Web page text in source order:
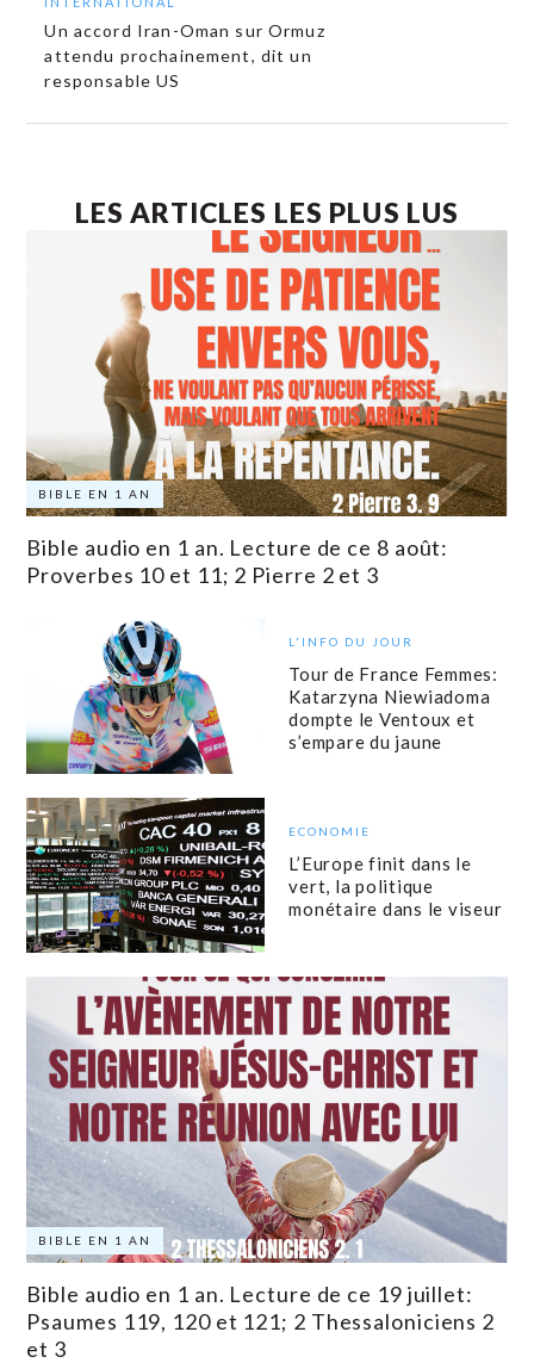
Un accord Iran-Oman sur Ormuz
attendu prochainement, dit un
responsable US
LES ARTICLES LES PLUS LUS
BIBLE EN 1 AN
Bible audio en 1 an. Lecture de ce 8 août:
Proverbes 10 et 11; 2 Pierre 2 et 3
L'INFO DU JOUR
Tour de France Femmes:
Katarzyna Niewiadoma
dompte le Ventoux et
s’empare du jaune
ECONOMIE
L’Europe finit dans le
vert, la politique
monétaire dans le viseur
BIBLE EN 1 AN
Bible audio en 1 an. Lecture de ce 19 juillet:
Psaumes 119, 120 et 121; 2 Thessaloniciens 2
et 3